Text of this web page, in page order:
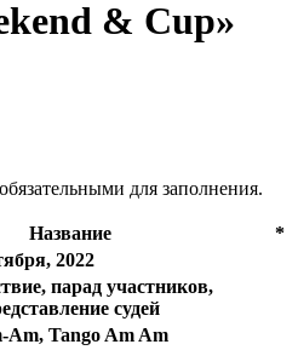
& Cup»
для заполнения.
Название
*
2022
парад участников,
судей
Am, Tango Am Am